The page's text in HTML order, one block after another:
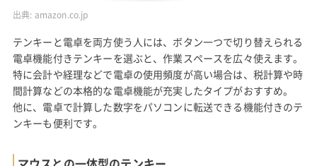
出典: amazon.co.jp
テンキーと電卓を両方使う人には、ボタン一つで切り替えられる
電卓機能付きテンキーを選ぶと、作業スペースを広々使えます。
特に会計や経理などで電卓の使用頻度が高い場合は、税計算や時
間計算などの本格的な電卓機能が充実したタイプがおすすめ。
他に、電卓で計算した数字をパソコンに転送できる機能付きのテ
ンキーも便利です。